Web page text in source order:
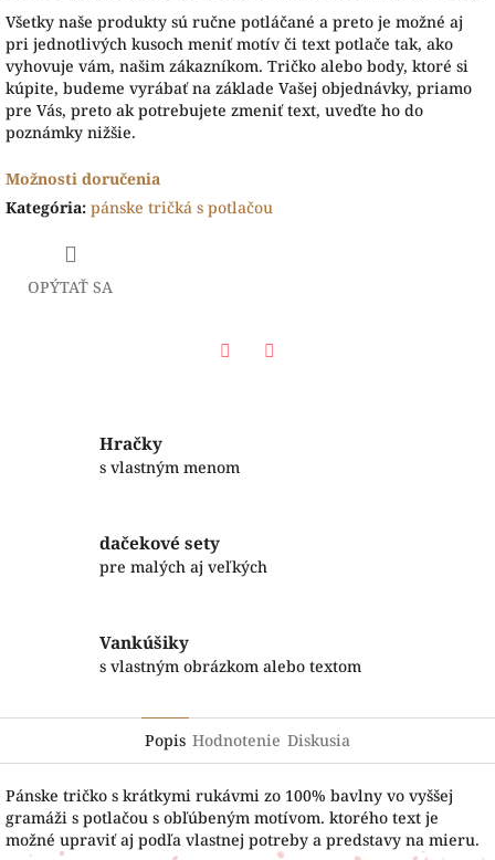
Všetky naše produkty sú ručne potláčané a preto je možné aj
pri jednotlivých kusoch meniť motív či text potlače tak, ako
vyhovuje vám, našim zákazníkom. Tričko alebo body, ktoré si
kúpite, budeme vyrábať na základe Vašej objednávky, priamo
pre Vás, preto ak potrebujete zmeniť text, uveďte ho do
poznámky nižšie.
Možnosti doručenia
Kategória: pánske tričká s potlačou
OPÝTAŤ SA
Hračky
s vlastným menom
dačekové sety
pre malých aj veľkých
Vankúšiky
s vlastným obrázkom alebo textom
Popis Hodnotenie Diskusia
Pánske tričko s krátkymi rukávmi zo 100% bavlny vo vyššej
gramáži s potlačou s obľúbeným motívom. ktorého text je
možné upraviť aj podľa vlastnej potreby a predstavy na mieru.